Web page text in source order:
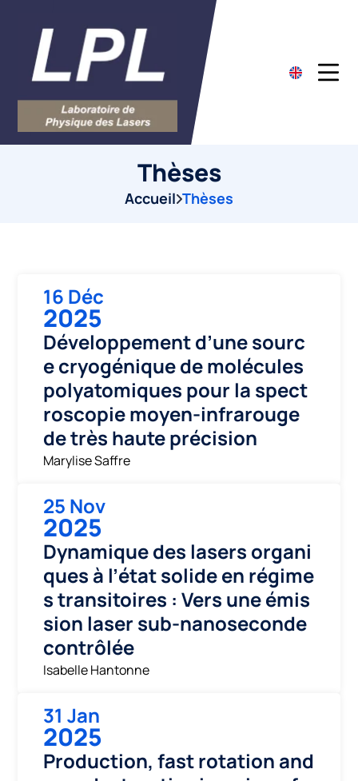
Thèses
Accueil Thèses
16 Déc
2025
Développement d’une sourc
e cryogénique de molécules
polyatomiques pour la spect
roscopie moyen-infrarouge
de très haute précision
Marylise Saffre
25 Nov
2025
Dynamique des lasers organi
ques à l’état solide en régime
s transitoires : Vers une émis
sion laser sub-nanoseconde
contrôlée
Isabelle Hantonne
31 Jan
2025
Production, fast rotation and